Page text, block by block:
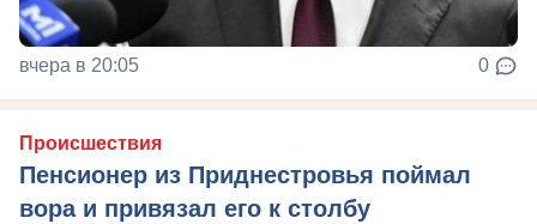
вчера в 20:05 0
Происшествия
Пенсионер из Приднестровья поймал
вора и привязал его к столбу